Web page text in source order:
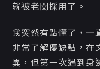
就被老闆採用了。
我突然有點懂了，一
非常了解優缺點，在
異，但第一次遇到身